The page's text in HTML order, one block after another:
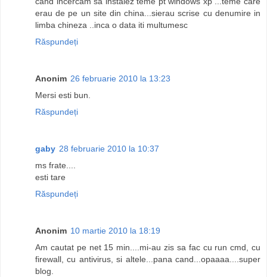
erau de pe un site din china...sierau scrise cu denumire in
limba chineza ..inca o data iti multumesc
Răspundeți
Anonim 26 februarie 2010 la 13:23
Mersi esti bun.
Răspundeți
gaby 28 februarie 2010 la 10:37
ms frate....
esti tare
Răspundeți
Anonim 10 martie 2010 la 18:19
Am cautat pe net 15 min....mi-au zis sa fac cu run cmd, cu
firewall, cu antivirus, si altele...pana cand...opaaaa....super
blog.